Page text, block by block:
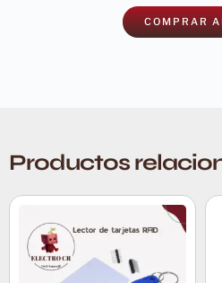
COMPRAR
Productos